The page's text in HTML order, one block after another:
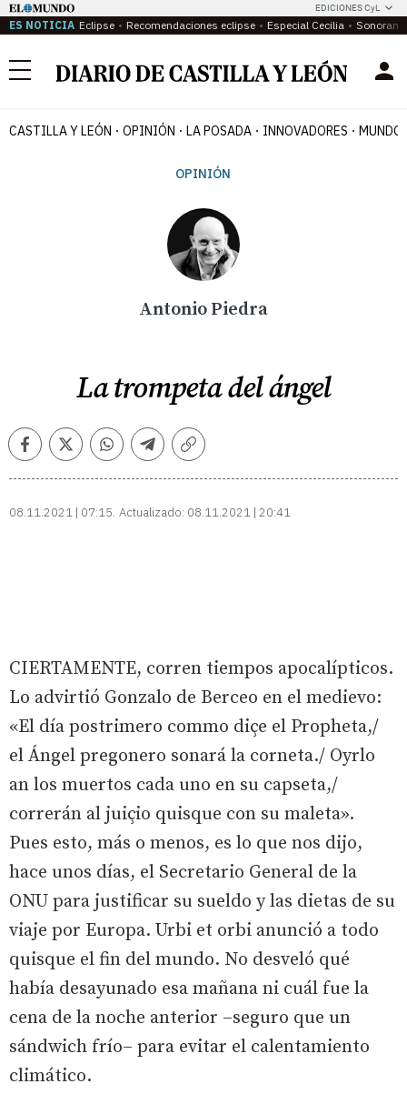
EDICIONES CyL
ES NOTICIA Eclipse Recomendaciones eclipse Especial Cecilia
Menú
CASTILLA Y LEÓN OPINIÓN LA POSADA INNOVADORES MUNDO
OPINIÓN
Antonio Piedra
La trompeta del ángel
FacebookTwitterWhatsappTelegramCopiar
08.11.2021 | 07:15 Actualizado: 08.11.2021 | 20:41
CIERTAMENTE, corren tiempos apocalípticos.
Lo advirtió Gonzalo de Berceo en el medievo:
«El día postrimero commo diçe el Propheta,/
el Ángel pregonero sonará la corneta./ Oyrlo
an los muertos cada uno en su capseta,/
correrán al juiçio quisque con su maleta».
Pues esto, más o menos, es lo que nos dijo,
hace unos días, el Secretario General de la
ONU para justificar su sueldo y las dietas de su
viaje por Europa. Urbi et orbi anunció a todo
quisque el fin del mundo. No desveló qué
había desayunado esa mañana ni cuál fue la
cena de la noche anterior –seguro que un
sándwich frío– para evitar el calentamiento
climático.